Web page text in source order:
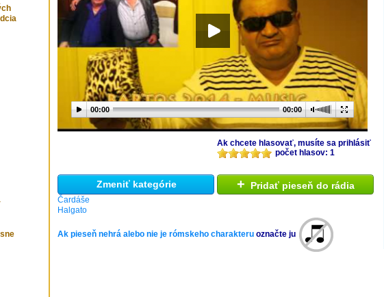
00:00 00:00
Ak chcete hlasovať, musíte sa prihlásiť
počet hlasov: 1
Zmeniť kategórie
Čardáše
Halgato
+ Pridať pieseň do rádia
Ak pieseň nehrá alebo nie je rómskeho charakteru označte ju